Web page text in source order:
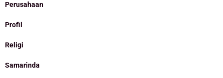
Perusahaan
Profil
Religi
Samarinda